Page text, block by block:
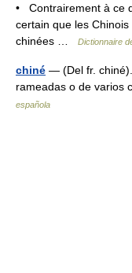
• Contrairement à ce
certain que les
chinées …
Dictionnaire
chiné — (Del fr.
rameadas o de
española